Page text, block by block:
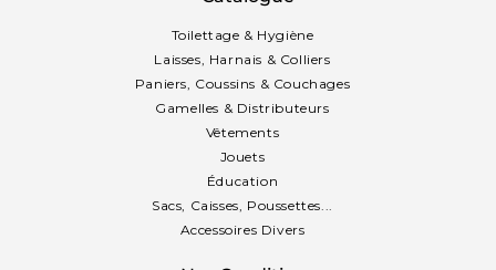
Toilettage & Hygiène
Laisses, Harnais & Colliers
Paniers, Coussins & Couchages
Gamelles & Distributeurs
Vêtements
Jouets
Éducation
Sacs, Caisses, Poussettes...
Accessoires Divers